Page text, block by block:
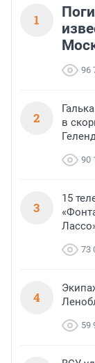
1
96
2
в
90
3
15
73
4
59